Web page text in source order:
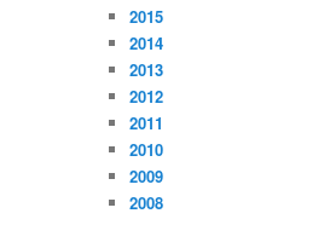
2015
2014
2013
2012
2011
2010
2009
2008